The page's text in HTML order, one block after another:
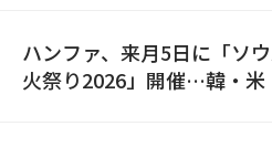
ハンファ、来月5日に「ソ
火祭り2026」開催…韓・米